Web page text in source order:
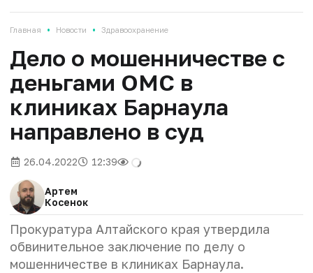
Главная • Новости • Здравоохранение
Дело о мошенничестве с
деньгами ОМС в
клиниках Барнаула
направлено в суд
26.04.2022 12:39
Артем
Косенок
Прокуратура Алтайского края утвердила
обвинительное заключение по делу о
мошенничестве в клиниках Барнаула.